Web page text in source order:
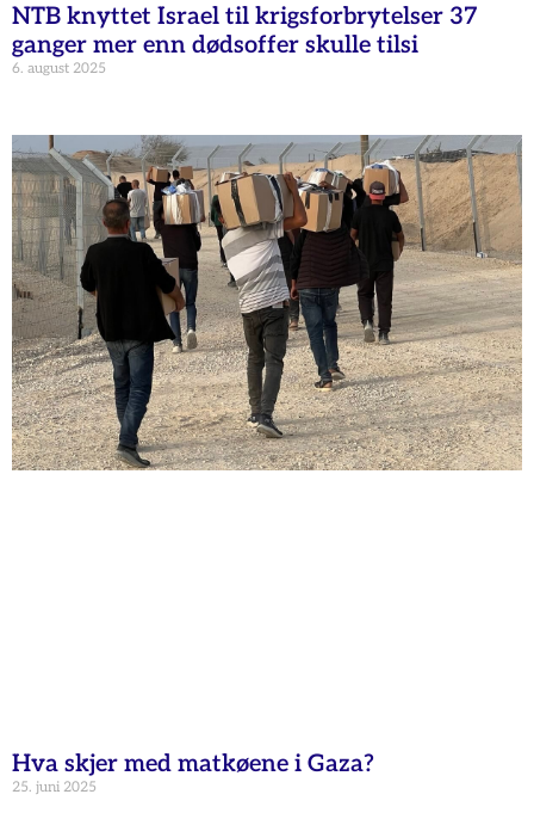
NTB knyttet Israel til krigsforbrytelser 37
ganger mer enn dødsoffer skulle tilsi
6. august 2025
Hva skjer med matkøene i Gaza?
25. juni 2025